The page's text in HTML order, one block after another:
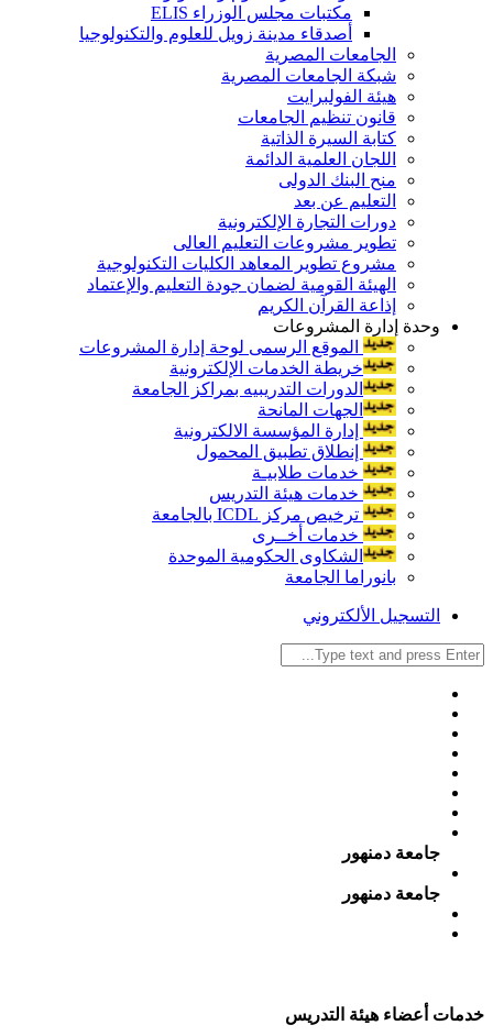
مكتبات مجلس الوزراء ELIS
أصدقاء مدينة زويل للعلوم والتكنولوجيا
الجامعات المصرية
شبكة الجامعات المصرية
هيئة الفولبرايت
قانون تنظيم الجامعات
كتابة السيرة الذاتية
اللجان العلمية الدائمة
منح البنك الدولى
التعليم عن بعد
دورات التجارة الإلكترونية
تطوير مشروعات التعليم العالى
مشروع تطوير المعاهد الكليات التكنولوجية
الهيئة القومية لضمان جودة التعليم والإعتماد
إذاعة القرآن الكريم
وحدة إدارة المشروعات
الموقع الرسمى لوحة إدارة المشروعات
خريطة الخدمات الإلكترونية
الدورات التدريبيه بمراكز الجامعة
الجهات المانحة
إدارة المؤسسة الالكترونية
إنطلاق تطبيق المحمول
خدمات طلابيـة
خدمات هيئة التدريس
ترخيص مركز ICDL بالجامعة
خدمات أخــرى
الشكاوى الحكومية الموحدة
بانوراما الجامعة
التسجيل الألكتروني
جامعة دمنهور
جامعة دمنهور
خدمات أعضاء هيئة التدريس